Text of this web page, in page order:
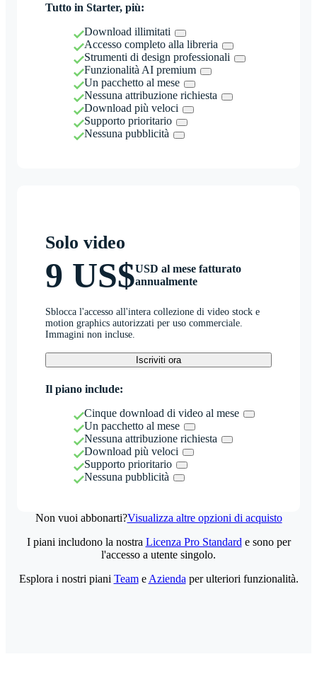
Tutto in Starter, più:
Download illimitati
Accesso completo alla libreria
Strumenti di design professionali
Funzionalità AI premium
Un pacchetto al mese
Nessuna attribuzione richiesta
Download più veloci
Supporto prioritario
Nessuna pubblicità
Solo video
9 US$USD al mese fatturato
annualmente
Sblocca l'accesso all'intera collezione di video stock e
motion graphics autorizzati per uso commerciale.
Immagini non incluse.
Iscriviti ora
Il piano include:
Cinque download di video al mese
Un pacchetto al mese
Nessuna attribuzione richiesta
Download più veloci
Supporto prioritario
Nessuna pubblicità
Non vuoi abbonarti?Visualizza altre opzioni di acquisto
I piani includono la nostra Licenza Pro Standard e sono per
l'accesso a utente singolo.
Esplora i nostri piani Teame Azienda per ulteriori funzionalità.